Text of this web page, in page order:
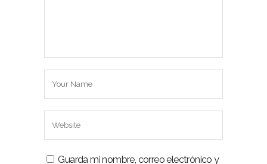
Guarda mi nombre, correo electrónico y